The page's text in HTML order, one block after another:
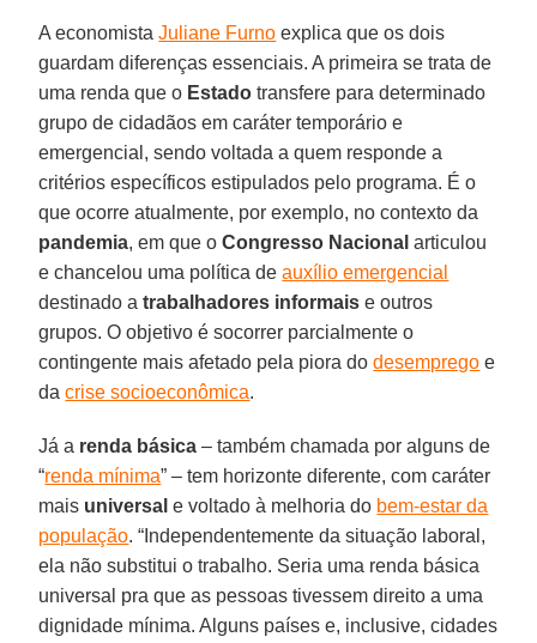
A economista Juliane Furno explica que os dois
guardam diferenças essenciais. A primeira se trata de
uma renda que o Estado transfere para determinado
grupo de cidadãos em caráter temporário e
emergencial, sendo voltada a quem responde a
critérios específicos estipulados pelo programa. É o
que ocorre atualmente, por exemplo, no contexto da
pandemia, em que oCongresso Nacional articulou
e chancelou uma política deauxílio emergencial
destinado atrabalhadores informais e outros
grupos. O objetivo é socorrer parcialmente o
contingente mais afetado pela piora dodesemprego e
dacrise socioeconômica.
Já a renda básica – também chamada por alguns de
“renda mínima” – tem horizonte diferente, com caráter
mais universal e voltado à melhoria do bem-estar da
população. “Independentemente da situação laboral,
ela não substitui o trabalho. Seria uma renda básica
universal pra que as pessoas tivessem direito a uma
dignidade mínima. Alguns países e, inclusive, cidades